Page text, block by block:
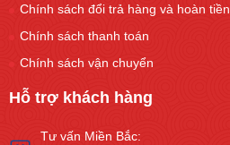
Chính sách đổi trả hàng và hoàn tiền
Chính sách thanh toán
Chính sách vận chuyển
Hỗ trợ khách hàng
Tư vấn Miền Bắc: